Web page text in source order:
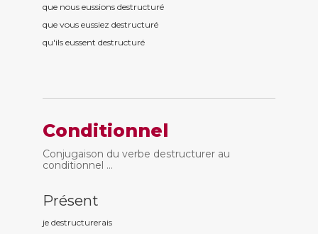
que nous eussions destructuré
que vous eussiez destructuré
qu'ils eussent destructuré
Conditionnel
Conjugaison du verbe destructurer au
conditionnel ...
Présent
je destructurerais